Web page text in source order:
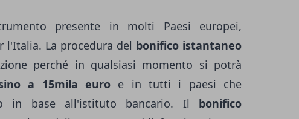
presente in molti Paesi europei,
l'Italia. La procedura del bonifico istantaneo
perché in qualsiasi momento si potrà
a 15mila euro e in tutti i paesi che
in base all'istituto bancario. Il bonifico